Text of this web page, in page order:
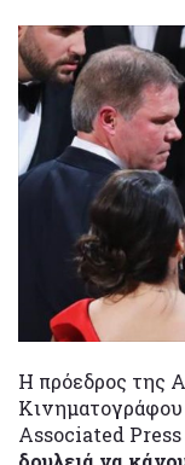
Η πρόεδρος της
Κινηματογράφου
Associated Press